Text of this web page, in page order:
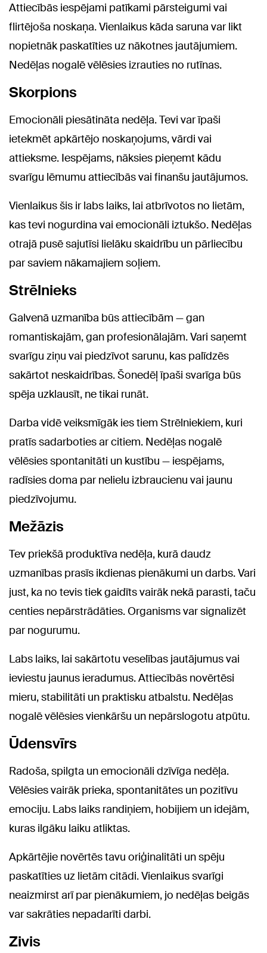
Attiecībās iespējami patīkami pārsteigumi vai
flirtējoša noskaņa. Vienlaikus kāda saruna var likt
nopietnāk paskatīties uz nākotnes jautājumiem.
Nedēļas nogalē vēlēsies izrauties no rutīnas.
Skorpions
Emocionāli piesātināta nedēļa. Tevi var īpaši
ietekmēt apkārtējo noskaņojums, vārdi vai
attieksme. Iespējams, nāksies pieņemt kādu
svarīgu lēmumu attiecībās vai finanšu jautājumos.
Vienlaikus šis ir labs laiks, lai atbrīvotos no lietām,
kas tevi nogurdina vai emocionāli iztukšo. Nedēļas
otrajā pusē sajutīsi lielāku skaidrību un pārliecību
par saviem nākamajiem soļiem.
Strēlnieks
Galvenā uzmanība būs attiecībām — gan
romantiskajām, gan profesionālajām. Vari saņemt
svarīgu ziņu vai piedzīvot sarunu, kas palīdzēs
sakārtot neskaidrības. Šonedēļ īpaši svarīga būs
spēja uzklausīt, ne tikai runāt.
Darba vidē veiksmīgāk ies tiem Strēlniekiem, kuri
pratīs sadarboties ar citiem. Nedēļas nogalē
vēlēsies spontanitāti un kustību — iespējams,
radīsies doma par nelielu izbraucienu vai jaunu
piedzīvojumu.
Mežāzis
Tev priekšā produktīva nedēļa, kurā daudz
uzmanības prasīs ikdienas pienākumi un darbs. Vari
just, ka no tevis tiek gaidīts vairāk nekā parasti, taču
centies nepārstrādāties. Organisms var signalizēt
par nogurumu.
Labs laiks, lai sakārtotu veselības jautājumus vai
ieviestu jaunus ieradumus. Attiecībās novērtēsi
mieru, stabilitāti un praktisku atbalstu. Nedēļas
nogalē vēlēsies vienkāršu un nepārslogotu atpūtu.
Ūdensvīrs
Radoša, spilgta un emocionāli dzīvīga nedēļa.
Vēlēsies vairāk prieka, spontanitātes un pozitīvu
emociju. Labs laiks randiņiem, hobijiem un idejām,
kuras ilgāku laiku atliktas.
Apkārtējie novērtēs tavu oriģinalitāti un spēju
paskatīties uz lietām citādi. Vienlaikus svarīgi
neaizmirst arī par pienākumiem, jo nedēļas beigās
var sakrāties nepadarīti darbi.
Zivis